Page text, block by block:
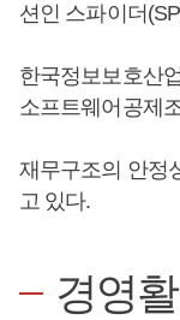
션인 스파이더
한국정보보호산
소프트웨어공제
재무구조의 안정
고 있다.
경영